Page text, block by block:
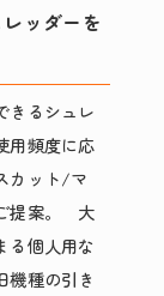
ッダーを
きるシュレ
用頻度に応
カット/マ
提案。 大
る個人用な
機種の引き